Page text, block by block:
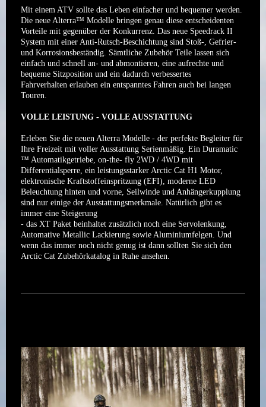
Mit einem ATV sollte das Leben einfacher und bequemer werden.
Die neue Alterra™ Modelle bringen genau diese entscheidenten
Vorteile mit gegenüber der Konkurrenz. Das neue Speedrack II
System mit einer Anti-Rutsch-Beschichtung sind Stoß-, Gefrier-
und Korrosionsbeständig. Sämtliche Zubehör Teile lassen sich
einfach und schnell an- und abmontieren, eine aufrechte und
bequeme Sitzposition und ein dadurch verbessertes
Fahrverhalten erlauben ein entspanntes Fahren auch bei langen
Touren.
VOLLE LEISTUNG - VOLLE AUSSTATTUNG
Erleben Sie die neuen Alterra Modelle - der perfekte Begleiter für
Ihre Freizeit mit voller Ausstattung Serienmäßig. Ein Duramatic
™ Automatikgetriebe, on-the- fly 2WD / 4WD mit
Differentialsperre, ein leistungsstarker Arctic Cat H1 Motor,
elektronische Kraftstoffeinspritzung (EFI), moderne LED
Beleuchtung hinten und vorne, Seilwinde und Anhängerkupplung
sind nur einige der Ausstattungsmerkmale. Natürlich gibt es
immer eine Steigerung
- das XT Paket beinhaltet zusätzlich noch eine Servolenkung,
Automative Metallic Lackierung sowie Aluminiumfelgen. Und
wenn das immer noch nicht genug ist dann sollten Sie sich den
Arctic Cat Zubehörkatalog in Ruhe ansehen.